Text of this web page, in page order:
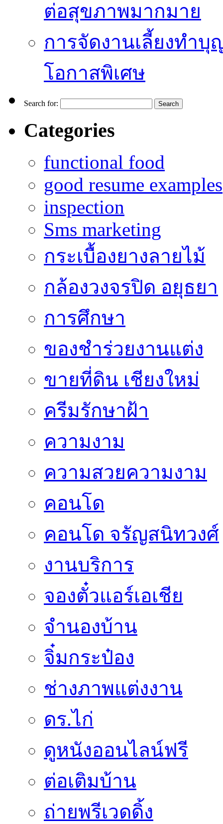
ต่อสุขภาพมากมาย
การจัดงานเลี้ยงทำ
โอกาสพิเศษ
Search for:
Categories
functional food
good resume examples
inspection
Sms marketing
กระเบื้องยางลายไม้
กล้องวงจรปิด อยุธยา
การศึกษา
ของชำร่วยงานแต่ง
ขายที่ดิน เชียงใหม่
ครีมรักษาฝ้า
ความงาม
ความสวยความงาม
คอนโด
คอนโด จรัญสนิทวงศ์
งานบริการ
จองตั๋วแอร์เอเชีย
จำนองบ้าน
จิ๋มกระป๋อง
ช่างภาพแต่งงาน
ดร.ไก่
ดูหนังออนไลน์ฟรี
ต่อเติมบ้าน
ถ่ายพรีเวดดิ้ง